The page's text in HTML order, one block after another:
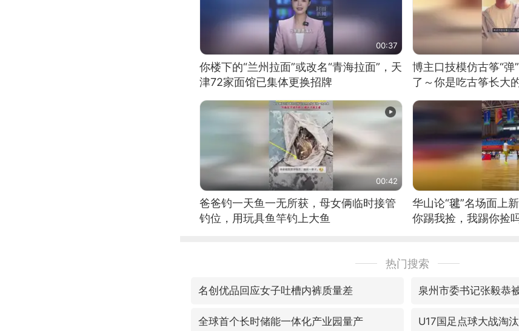
00:37
你楼下的“兰州拉面”或改名“青海拉面”，天
津72家面馆已集体更换招牌
博主口技模仿古筝“弹
了～你是吃古筝长大
位考级不带古筝的选
日电讯）
00:42
爸爸钓一天鱼一无所获，母女俩临时接管
钓位，用玩具鱼竿钓上大鱼
华山论“毽”名场面上
你踢我捡，我踢你捡
热门搜索
名创优品回应女子吐槽内裤质量差 泉州市委书记张毅恭
全球首个长时储能一体化产业园量产 U17国足点球大战淘